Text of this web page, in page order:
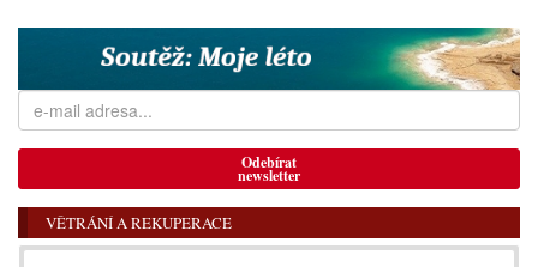
Odebírat
newsletter
VĚTRÁNÍ A REKUPERACE